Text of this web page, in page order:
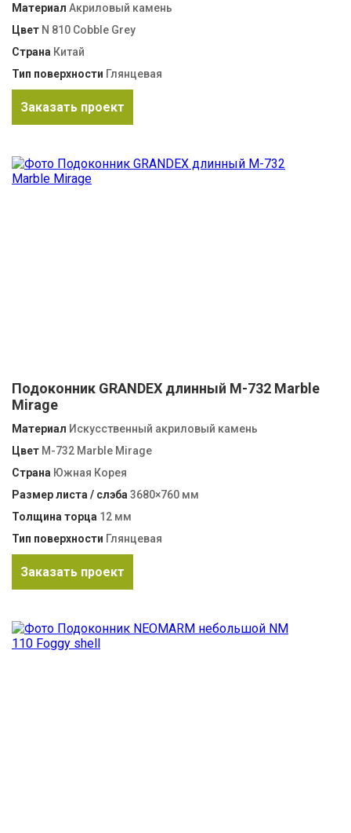
Материал Акриловый камень
Цвет N 810 Cobble Grey
Страна Китай
Тип поверхности Глянцевая
Заказать проект
Подоконник GRANDEX длинный M-732 Marble
Mirage
Материал Искусственный акриловый камень
Цвет M-732 Marble Mirage
Страна Южная Корея
Размер листа / слэба 3680×760 мм
Толщина торца 12 мм
Тип поверхности Глянцевая
Заказать проект